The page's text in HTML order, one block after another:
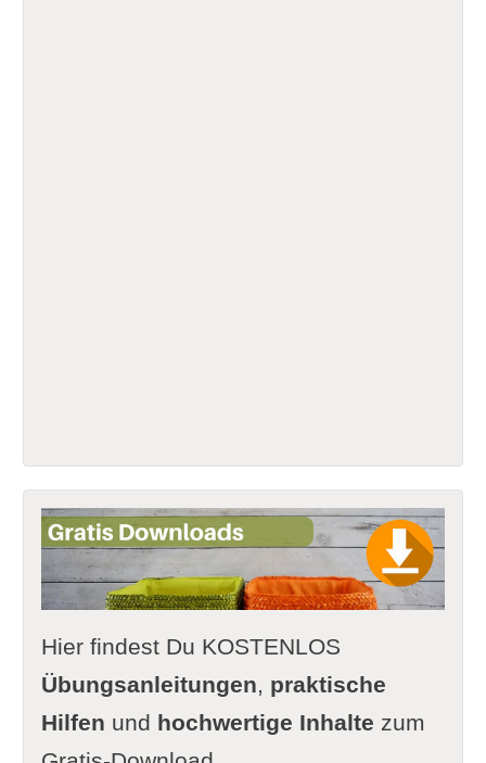
Hier findest Du KOSTENLOS
Übungsanleitungen, praktische
Hilfen und hochwertige Inhalte zum